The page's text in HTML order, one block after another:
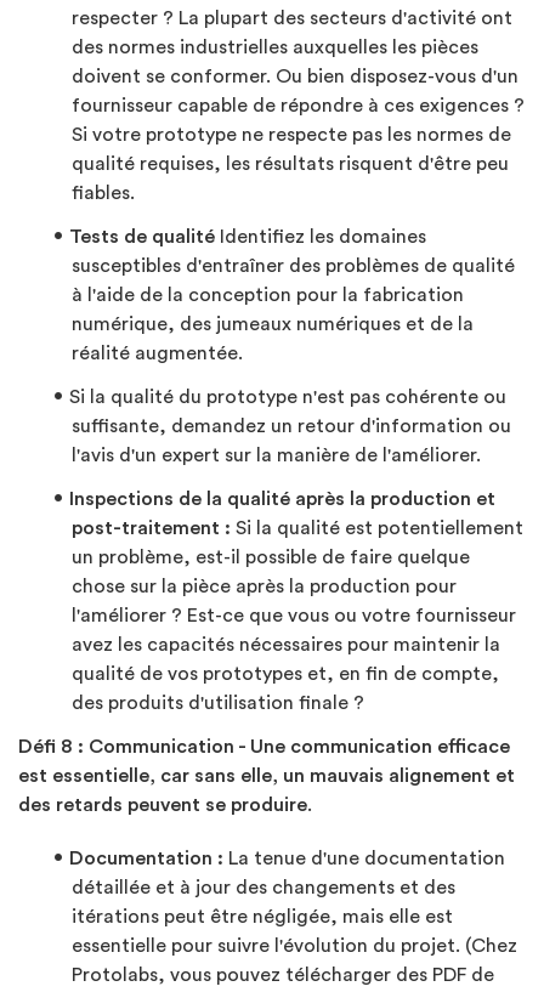
respecter ? La plupart des secteurs d'activité ont
des normes industrielles auxquelles les pièces
doivent se conformer. Ou bien disposez-vous d'un
fournisseur capable de répondre à ces exigences ?
Si votre prototype ne respecte pas les normes de
qualité requises, les résultats risquent d'être peu
fiables.
Tests de qualité Identifiez les domaines
susceptibles d'entraîner des problèmes de qualité
à l'aide de la conception pour la fabrication
numérique, des jumeaux numériques et de la
réalité augmentée.
Si la qualité du prototype n'est pas cohérente ou
suffisante, demandez un retour d'information ou
l'avis d'un expert sur la manière de l'améliorer.
Inspections de la qualité après la production et
post-traitement : Si la qualité est potentiellement
un problème, est-il possible de faire quelque
chose sur la pièce après la production pour
l'améliorer ? Est-ce que vous ou votre fournisseur
avez les capacités nécessaires pour maintenir la
qualité de vos prototypes et, en fin de compte,
des produits d'utilisation finale ?
Défi 8 : Communication - Une communication efficace
est essentielle, car sans elle, un mauvais alignement et
des retards peuvent se produire.
Documentation : La tenue d'une documentation
détaillée et à jour des changements et des
itérations peut être négligée, mais elle est
essentielle pour suivre l'évolution du projet. (Chez
Protolabs, vous pouvez télécharger des PDF de